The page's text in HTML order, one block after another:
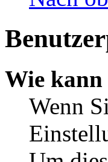
Wie kann
Wenn